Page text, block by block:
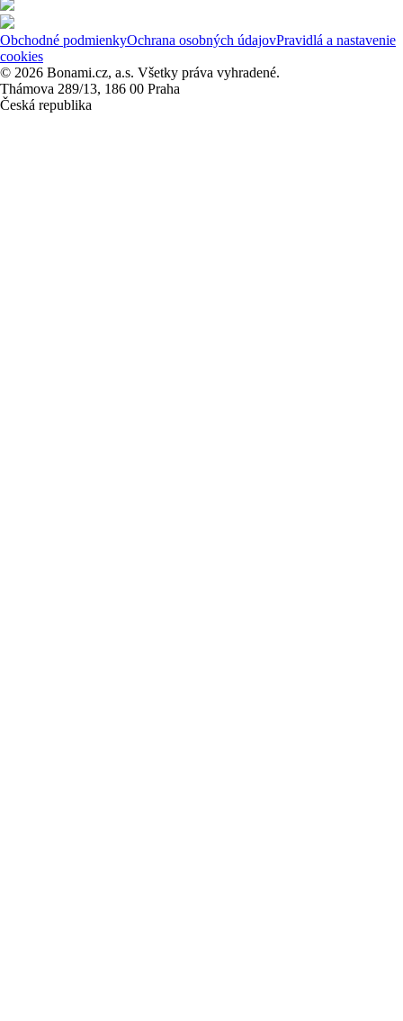
Obchodné podmienkyOchrana osobných údajovPravidlá a nastavenie
cookies
© 2026 Bonami.cz, a.s. Všetky práva vyhradené.
Thámova 289/13, 186 00 Praha
Česká republika